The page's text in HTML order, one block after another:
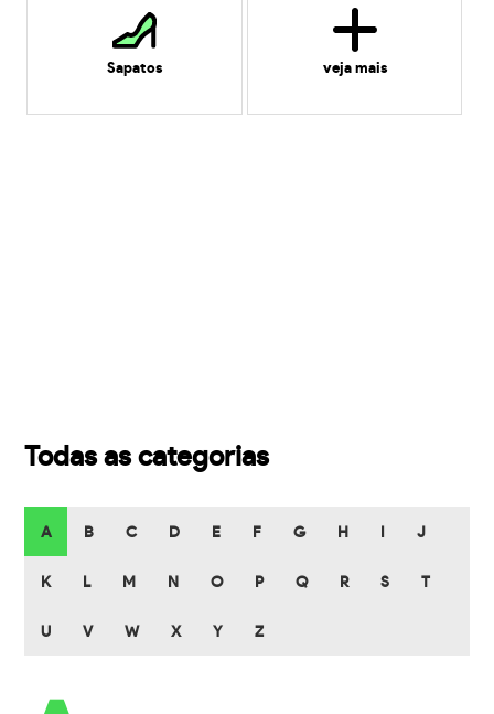
Sapatos veja mais
Todas as categorias
A B C D E F G H J
K L M N O P Q R S T
U V W X Y Z